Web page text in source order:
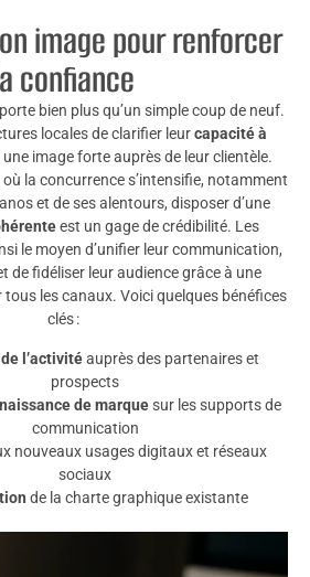
image pour renforcer
confiance
bien plus qu’un simple coup de neuf.
locales de clarifier leurcapacité à
image forte auprès de leur clientèle.
la concurrence s’intensifie, notamment
et de ses alentours, disposer d’une
est un gage de crédibilité. Les
le moyen d’unifier leur communication,
de fidéliser leur audience grâce à une
tous les canaux. Voici quelques bénéfices
clés :
l’activitéauprès des partenaires et
prospects
de marquesur les supports de
communication
nouveaux usages digitaux et réseaux
sociaux
de la charte graphique existante